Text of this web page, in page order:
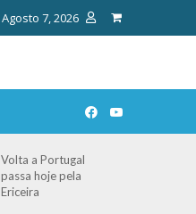
Agosto 7, 2026
Volta a Portugal
passa hoje pela
Ericeira